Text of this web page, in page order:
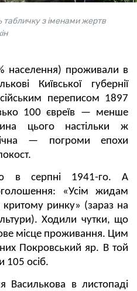
з іменами жертв
населення) проживали в
Київської губернії
переписом 1897
100 євреїв — менше
цього настільки ж
— погроми епохи
в серпні 1941-го. А
«Усім жидам
критому ринку» (зараз на
Ходили чутки, що
місце проживання. Цим
Покровський яр. В той
105 осіб.
Василькова в листопаді